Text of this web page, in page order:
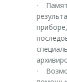
·
·